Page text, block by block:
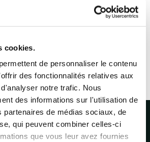
cookies.
de personnaliser le contenu
des fonctionnalités relatives aux
notre trafic. Nous
des informations sur l'utilisation de
partenaires de médias sociaux, de
qui peuvent combiner celles-ci
que vous leur avez fournies
utilisées par LAKAA à des fins